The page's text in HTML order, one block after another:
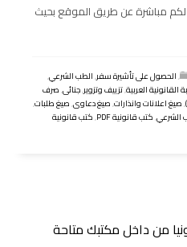
لكم مباشرة عن طريق الموقع بحيث
,الحصول على تأشيرة سفر,الطب الشرعي,
القانونية العربية,تزييف وتزوير,جنائى,صرف
,صيغ اعلانات وانذارات,صيغ دعاوى,صيغ طلبات,
الشرعي,كتب قانونية PDF ,كتب قانونية
من داخل مكتبك متاحة